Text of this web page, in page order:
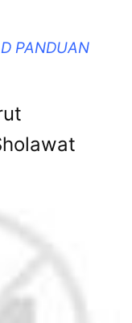
PANDUAN